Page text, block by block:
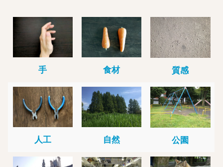
手 食材 質感
人工 自然 公園